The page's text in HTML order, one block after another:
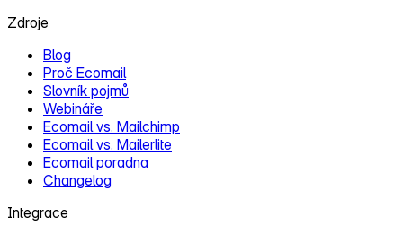
Zdroje
Blog
Proč Ecomail
Slovník pojmů
Webináře
Ecomail vs. Mailchimp
Ecomail vs. Mailerlite
Ecomail poradna
Changelog
Integrace